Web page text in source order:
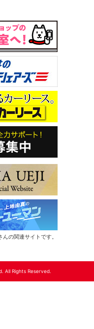
の関連サイトです。
All Rights Reserved.